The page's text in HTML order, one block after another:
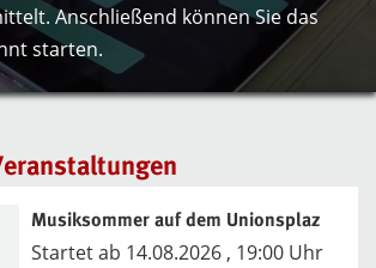
Anschließend können Sie das
starten.
Musiksommer auf dem Unionsplaz
Startet ab 14.08.2026 , 19:00 Uhr